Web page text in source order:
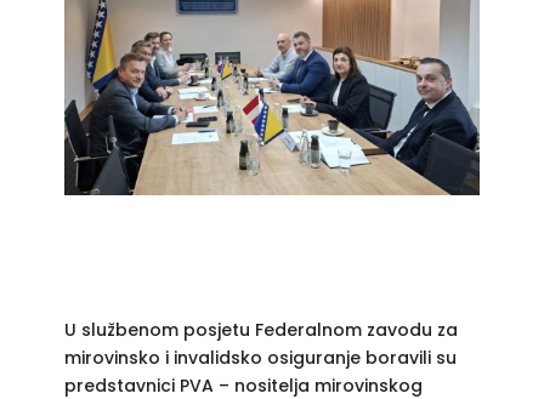
U službenom posjetu Federalnom zavodu za
mirovinsko i invalidsko osiguranje boravili su
predstavnici PVA – nositelja mirovinskog